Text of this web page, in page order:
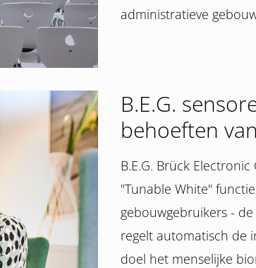
administratieve
B.E.G.
behoeften
B.E.G. Brück
"Tunable White"
gebouwgebruikers -
regelt automatisch de
doel het menselijke